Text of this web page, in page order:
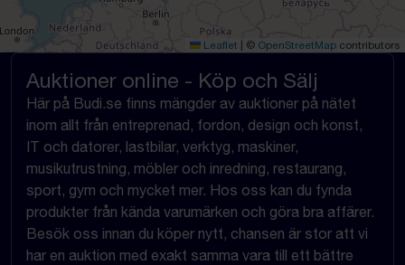
Leaflet | © OpenStreetMap contributors
Auktioner online - Köp och Sälj
Här på Budi.se finns mängder av auktioner på nätet
inom allt från entreprenad, fordon, design och konst,
IT och datorer, lastbilar, verktyg, maskiner,
musikutrustning, möbler och inredning, restaurang,
sport, gym och mycket mer. Hos oss kan du fynda
produkter från kända varumärken och göra bra affärer.
Besök oss innan du köper nytt, chansen är stor att vi
har en auktion med exakt samma vara till ett bättre